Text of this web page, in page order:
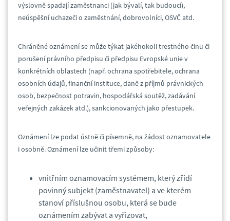
výslovně spadají zaměstnanci (jak bývalí, tak budoucí),
neúspěšní uchazeči o zaměstnání, dobrovolníci, OSVČ atd.
Chráněné oznámení se může týkat jakéhokoli trestného činu či
porušení právního předpisu či předpisu Evropské unie v
konkrétních oblastech (např. ochrana spotřebitele, ochrana
osobních údajů, finanční instituce, daně z příjmů právnických
osob, bezpečnost potravin, hospodářská soutěž, zadávání
veřejných zakázek atd.), sankcionovaných jako přestupek.
Oznámení lze podat ústně či písemně, na žádost oznamovatele
i osobně. Oznámení lze učinit třemi způsoby:
vnitřním oznamovacím systémem, který zřídí
povinný subjekt (zaměstnavatel) a ve kterém
stanoví příslušnou osobu, která se bude
oznámením zabývat a vyřizovat,